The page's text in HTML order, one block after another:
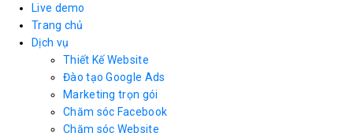
Live demo
Trang chủ
Dịch vụ
Thiết Kế Website
Đào tạo Google Ads
Marketing trọn gói
Chăm sóc Facebook
Chăm sóc Website